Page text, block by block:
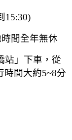
15:30)
間全年無休
站」下車，從
時間大約5~8分